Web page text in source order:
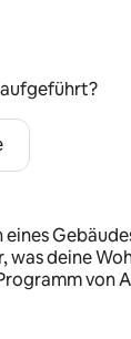
was deine
von